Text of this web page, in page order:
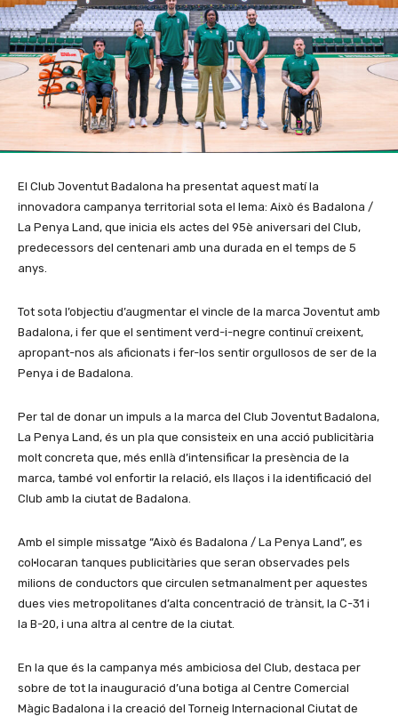
El Club Joventut Badalona ha presentat aquest matí la
innovadora campanya territorial sota el lema: Això és Badalona /
La Penya Land, que inicia els actes del 95è aniversari del Club,
predecessors del centenari amb una durada en el temps de 5
anys.
Tot sota l’objectiu d’augmentar el vincle de la marca Joventut amb
Badalona, i fer que el sentiment verd-i-negre continuï creixent,
apropant-nos als aficionats i fer-los sentir orgullosos de ser de la
Penya i de Badalona.
Per tal de donar un impuls a la marca del Club Joventut Badalona,
La Penya Land, és un pla que consisteix en una acció publicitària
molt concreta que, més enllà d’intensificar la presència de la
marca, també vol enfortir la relació, els llaços i la identificació del
Club amb la ciutat de Badalona.
Amb el simple missatge “Això és Badalona / La Penya Land”, es
col·locaran tanques publicitàries que seran observades pels
milions de conductors que circulen setmanalment per aquestes
dues vies metropolitanes d’alta concentració de trànsit, la C-31 i
la B-20, i una altra al centre de la ciutat.
En la que és la campanya més ambiciosa del Club, destaca per
sobre de tot la inauguració d’una botiga al Centre Comercial
Màgic Badalona i la creació del Torneig Internacional Ciutat de